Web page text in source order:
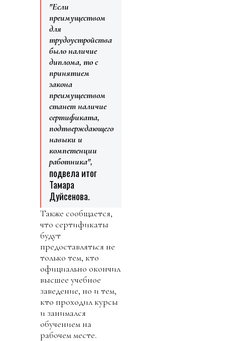
"Если
преимуществом
для
трудоустройства
было наличие
диплома, то с
принятием
закона
преимуществом
станет наличие
сертификата,
подтверждающего
навыки и
компетенции
работника",
подвела итог
Тамара
Дуйсенова.
Также сообщается,
что сертификаты
будут
предоставляться не
только тем, кто
официально окончил
высшее учебное
заведение, но и тем,
кто проходил курсы
и занимался
обучением на
рабочем месте.